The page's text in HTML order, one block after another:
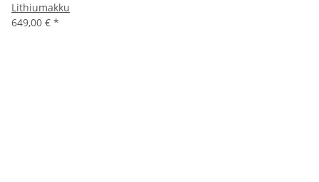
Lithiumakku
649,00 € *